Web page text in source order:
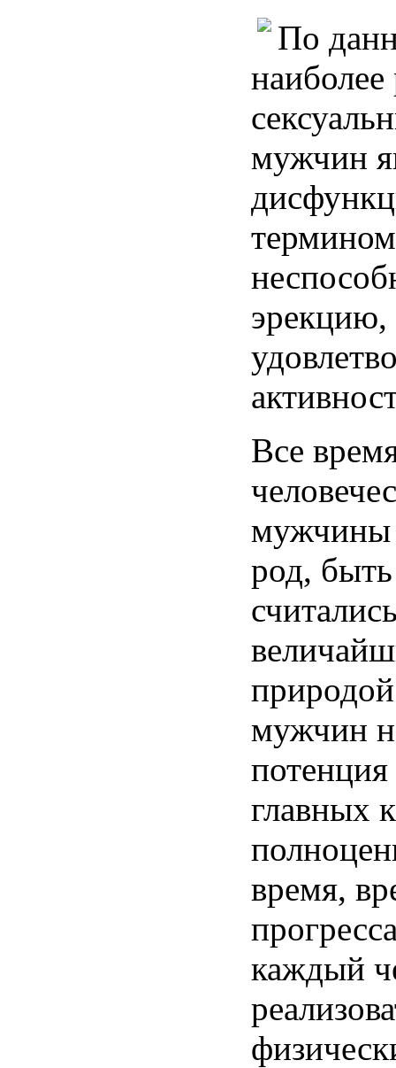
По
мужчин
эрекцию,
Все
мужчины
род,
мужчин
главных
время,
каждый